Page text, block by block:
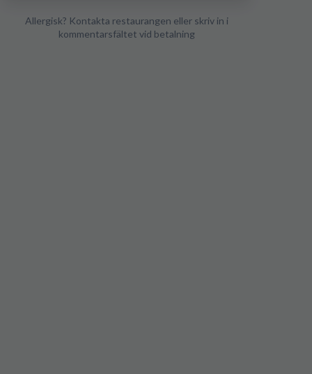
Allergisk? Kontakta restaurangen eller skriv in i
kommentarsfältet vid betalning